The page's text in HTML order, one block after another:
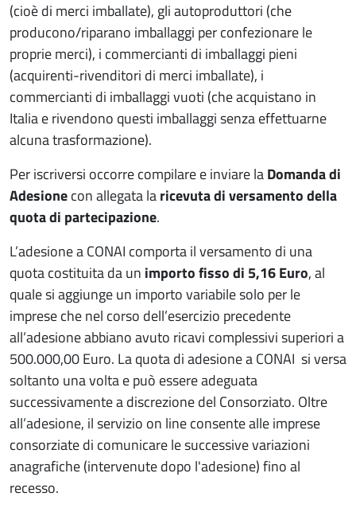
(cioè di merci imballate), gli autoproduttori (che
producono/riparano imballaggi per confezionare le
proprie merci), i commercianti di imballaggi pieni
(acquirenti-rivenditori di merci imballate), i
commercianti di imballaggi vuoti (che acquistano in
Italia e rivendono questi imballaggi senza effettuarne
alcuna trasformazione).
Per iscriversi occorre compilare e inviare laDomanda di
Adesionecon allegata laricevuta di versamento della
quota di partecipazione.
L’adesione a CONAI comporta il versamento di una
quota costituita da un importo fisso di 5,16 Euro, al
quale si aggiunge un importo variabile solo per le
imprese che nel corso dell’esercizio precedente
all’adesione abbiano avuto ricavi complessivi superiori a
500.000,00 Euro. La quota di adesione a CONAI si versa
soltanto una volta e può essere adeguata
successivamente a discrezione del Consorziato. Oltre
all’adesione, il servizio on line consente alle imprese
consorziate di comunicare le successive variazioni
anagrafiche (intervenute dopo l'adesione) fino al
recesso.